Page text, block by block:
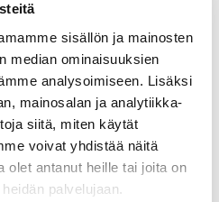
sisällön ja mainosten
median ominaisuuksien
analysoimiseen. Lisäksi
mainosalan ja analytiikka-
siitä, miten käytät
voivat yhdistää näitä
olet antanut heille tai joita on
palvelujaan.
50, Mikkeli, Suomi
14.02.2025
2.9.2026 - 6.11.2026